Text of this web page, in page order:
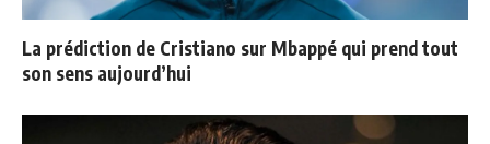
La prédiction de Cristiano sur Mbappé qui prend tout
son sens aujourd’hui